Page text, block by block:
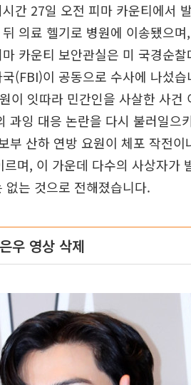
간 27일 오전 피마 카운티에서
의료 헬기로 병원에 이송됐으
카운티 보안관실은 미 국경순
(FBI)이 공동으로 수사에 나섰
이 잇따라 민간인을 사살한 사건
과잉 대응 논란을 다시 불러일으
부 산하 연방 요원이 체포 작전
며, 이 가운데 다수의 사상자가
는 것으로 전해졌습니다.
우 영상 삭제